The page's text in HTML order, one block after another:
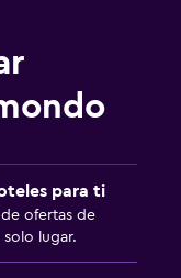
para ti
ofertas de
lugar.